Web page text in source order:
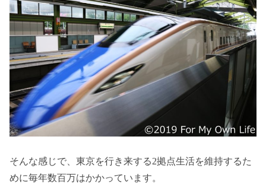
そんな感じで、東京を行き来する2拠点生活を維持するた
めに毎年数百万はかかっています。